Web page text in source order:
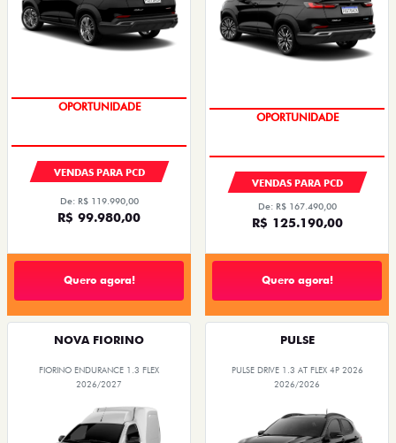
OPORTUNIDADE
VENDAS PARA PCD
De: R$ 119.990,00
R$ 99.980,00
Quero agora!
OPORTUNIDADE
VENDAS PARA PCD
De: R$ 167.490,00
R$ 125.190,00
Quero agora!
NOVA FIORINO
FIORINO ENDURANCE 1.3 FLEX
2026/2027
PULSE
PULSE DRIVE 1.3 AT FLEX 4P 2026
2026/2026